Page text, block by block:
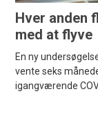
Hver anden
med at flyve
En ny
vente seks
igangværende